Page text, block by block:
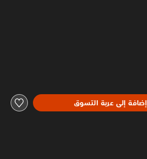
إضافة إلى عربة التسوق